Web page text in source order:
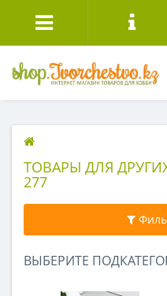
ТОВАРЫ ДЛЯ
277
ВЫБЕРИТЕ